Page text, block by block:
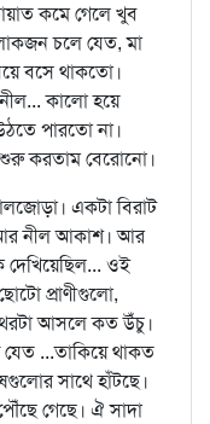
কমে গেলে খুব
চলে যেত, মা
বসে থাকতো।
কালো হয়ে
পারতো না।
করতাম বেরোনো।
একটা বিরাট
আর নীল আকাশ। আর
ওই
প্রাণীগুলো,
আসলে কত উঁচু।
যেত ...তাকিয়ে থাকত
সাথে হাঁটছে।
গেছে। ঐ সাদা